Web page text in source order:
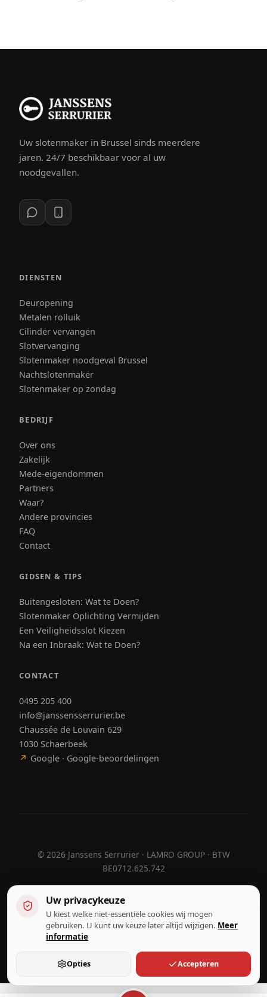
Uw slotenmaker in Brussel sinds meerdere
jaren. 24/7 beschikbaar voor al uw
noodgevallen.
DIENSTEN
Deuropening
Metalen rolluik
Cilinder vervangen
Slotvervanging
Slotenmaker noodgeval Brussel
Nachtslotenmaker
Slotenmaker op zondag
BEDRIJF
Over ons
Zakelijk
Mede-eigendommen
Partners
Waar?
Andere provincies
FAQ
Contact
GIDSEN & TIPS
Buitengesloten: Wat te Doen?
Slotenmaker Oplichting Vermijden
Een Veiligheidsslot Kiezen
Na een Inbraak: Wat te Doen?
CONTACT
0495 205 400
info@janssensserrurier.be
Chaussée de Louvain 629
1030 Schaerbeek
↗ Google · Google-beoordelingen
© 2026 Janssens Serrurier · LAMRO GROUP · BTW
BE0712.625.742
Ontworpen doorHebora
Hebora
Gebruiksvoorwaarden
Cookie-instellingen
Uw privacykeuze
U kiest welke niet-essentiële cookies wij mogen
gebruiken. U kunt uw keuze later altijd wijzigen. Meer
informatie
Opties Accepteren